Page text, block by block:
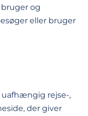
bruger og
eller bruger
uafhængig rejse-,
der giver